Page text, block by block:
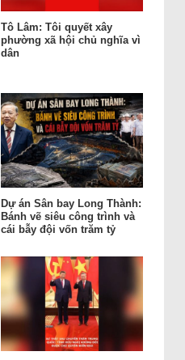
Tô Lâm: Tôi quyết xây
phường xã hội chủ nghĩa vì
dân
Dự án Sân bay Long Thành:
Bánh vẽ siêu công trình và
cái bẫy đội vốn trăm tỷ